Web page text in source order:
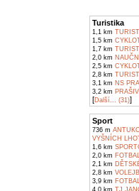
Turistika
1,1 km
1,5 km
1,7 km
2,0 km
2,5 km
2,8 km
3,1 km NS
3,2 km
[Další... (31)]
Sport
736 m
VYŠNÍCH
1,6 km
2,0 km
2,1 km
2,8 km
3,9 km
4,0 km TJ